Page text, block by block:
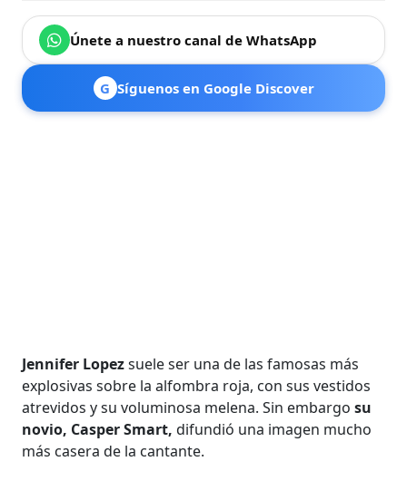
Únete a nuestro canal de WhatsApp
G Síguenos en Google Discover
Jennifer Lopezsuele ser una de las famosas más
explosivas sobre la alfombra roja, con sus vestidos
atrevidos y su voluminosa melena. Sin embargosu
novio, Casper Smart, difundió una imagen mucho
más casera de la cantante.